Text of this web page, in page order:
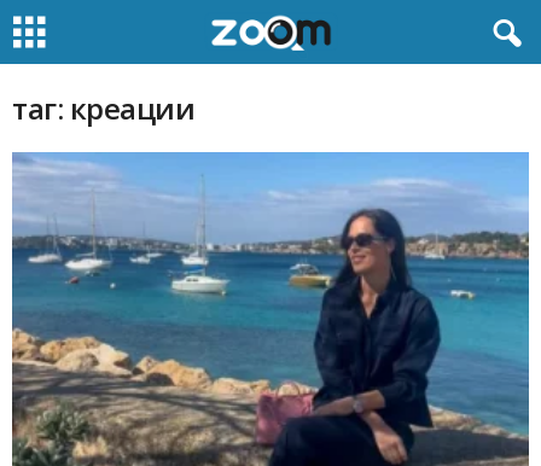
таг: креации